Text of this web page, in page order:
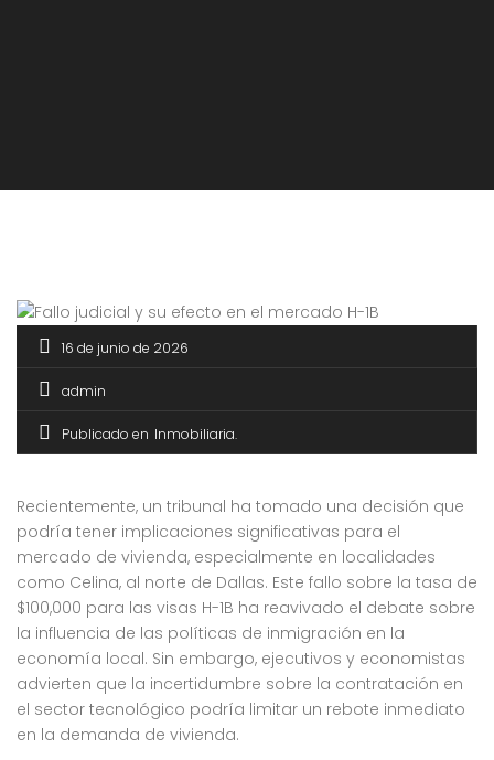
16 de junio de 2026
admin
Publicado en Inmobiliaria
Recientemente, un tribunal ha tomado una decisión que
podría tener implicaciones significativas para el
mercado de vivienda, especialmente en localidades
como Celina, al norte de Dallas. Este fallo sobre la tasa de
$100,000 para las visas H-1B ha reavivado el debate sobre
la influencia de las políticas de inmigración en la
economía local. Sin embargo, ejecutivos y economistas
advierten que la incertidumbre sobre la contratación en
el sector tecnológico podría limitar un rebote inmediato
en la demanda de vivienda.